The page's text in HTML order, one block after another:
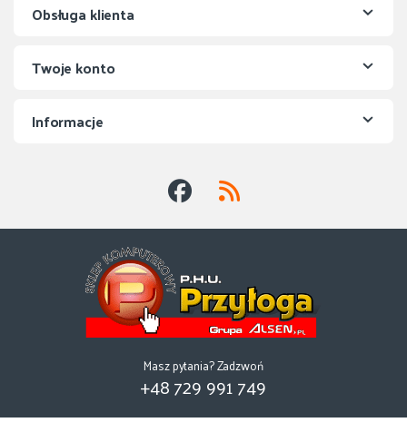
Obsługa klienta
Twoje konto
Informacje
Masz pytania? Zadzwoń
+48 729 991 749